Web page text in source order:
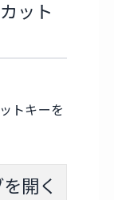
ット
トキーを
開く